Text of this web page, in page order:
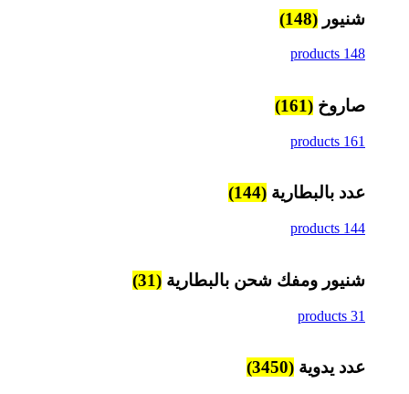
شنيور (148)
148 products
صاروخ (161)
161 products
عدد بالبطارية (144)
144 products
شنيور ومفك شحن بالبطارية (31)
31 products
عدد يدوية (3450)